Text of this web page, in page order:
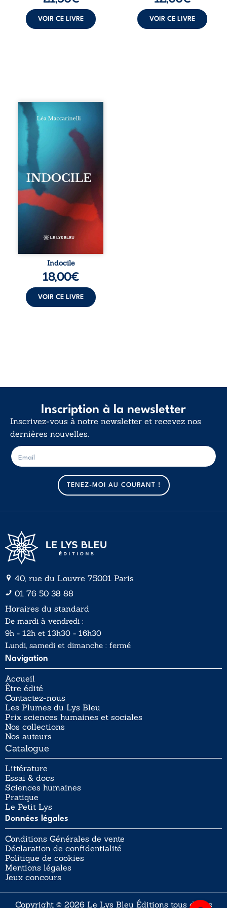
VOIR CE LIVRE VOIR CE LIVRE
Quatre parties.
Quatre refus.
Quatre visages
d’une existence en
friction. Entre les
silences qu’on ne
déchiffre pas, les
amours qu’on
dérange, les corps
qu’on administre
et les liens qu’on
sabote, cet
ouvrage parle à
vivent trop fort,
trop vrai, trop tôt.
traversée. Une
langue nue. Une
insurrection
déclaration
d’existence pour ...
Indocile
18,00€
VOIR CE LIVRE
Inscription à la newsletter
Inscrivez-vous à notre newsletter et recevez nos
dernières nouvelles.
m
a
i
l
E
-
m
TENEZ-MOI AU COURANT !
40, rue du Louvre 75001 Paris
01 76 50 38 88
Horaires du standard
De mardi à vendredi :
9h - 12h et 13h30 - 16h30
Lundi, samedi et dimanche : fermé
Navigation
Accueil
Être édité
Contactez-nous
Les Plumes du Lys Bleu
Prix sciences humaines et sociales
Nos collections
Nos auteurs
Catalogue
Littérature
Essai & docs
Sciences humaines
Pratique
Le Petit Lys
Données légales
Conditions Générales de vente
Déclaration de confidentialité
Politique de cookies
Mentions légales
Jeux concours
Copyright © 2026 Le Lys Bleu Éditions tous droits